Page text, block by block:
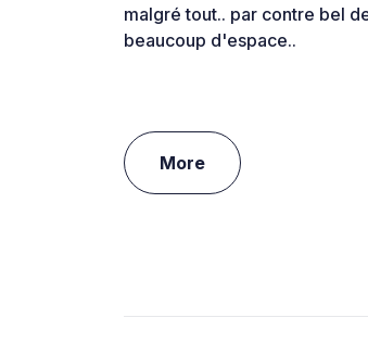
malgré tout.. par contre bel
beaucoup d'espace..
More